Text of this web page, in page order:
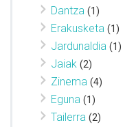
Dantza (1)
Erakusketa (1)
Jardunaldia (1)
Jaiak (2)
Zinema (4)
Eguna (1)
Tailerra (2)